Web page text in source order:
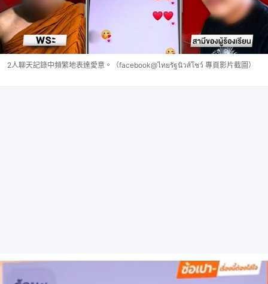
2人聊天記錄中頻繁地表達愛意。（facebook@ไทยรัฐนิวส์โชว์ 專頁影片截圖）